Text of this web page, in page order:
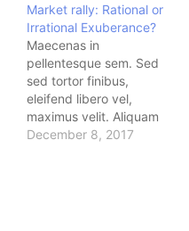
fermentum nunc. Donec
aliquam lectus diam, eu
mattis leo aliquam at.
Integer vel eleifend dui.
Aenean vitae finibus leo.
Morbi lacinia…
Market rally: Rational or
Irrational Exuberance?
Maecenas in
pellentesque sem. Sed
sed tortor finibus,
eleifend libero vel,
maximus velit. Aliquam
at turpis vitae lacus
December 8, 2017